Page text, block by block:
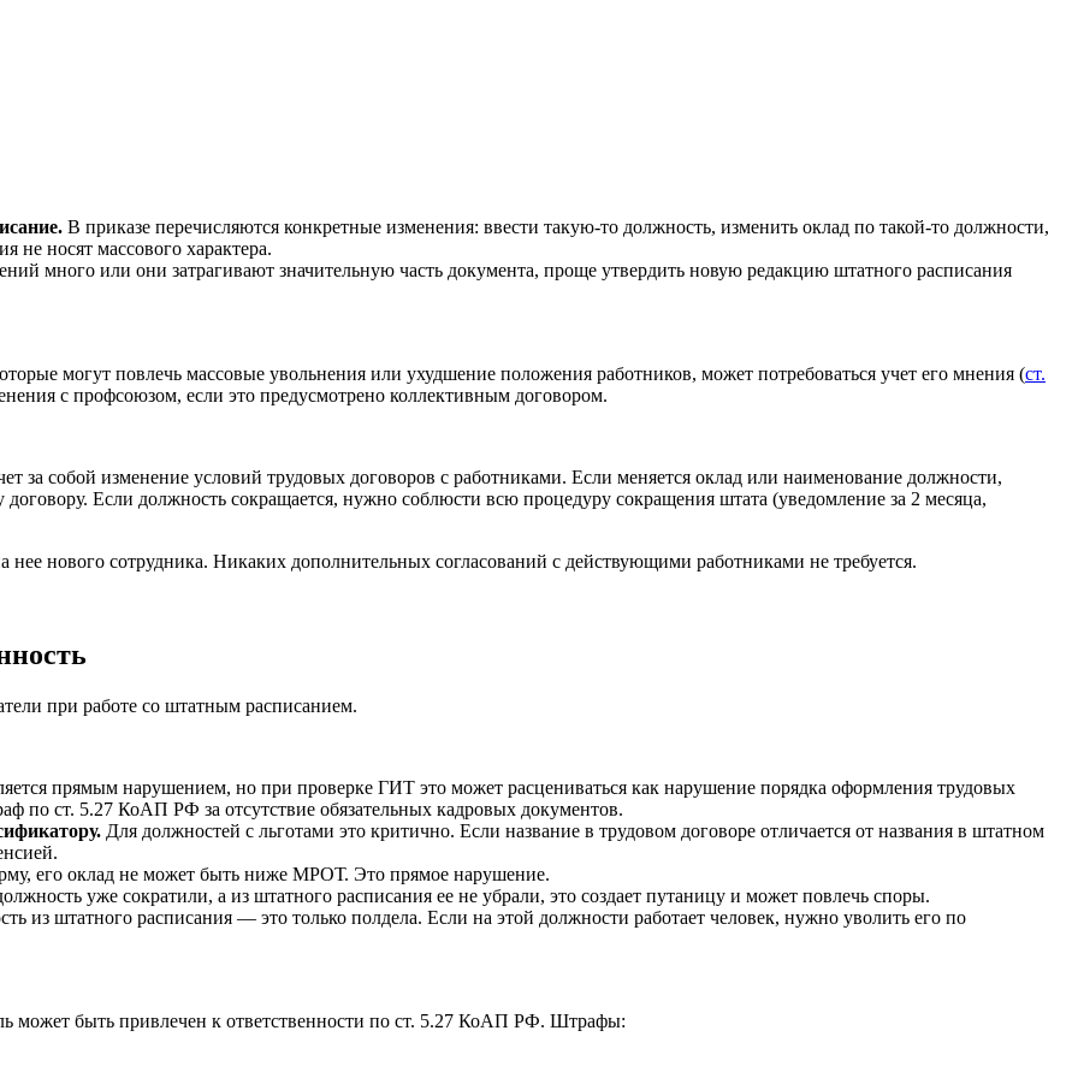
В приказе перечисляются конкретные изменения: ввести такую-то должность, изменить оклад по такой-то должности,
не носят массового характера.
много или они затрагивают значительную часть документа, проще утвердить новую редакцию штатного расписания
могут повлечь массовые увольнения или ухудшение положения работников, может потребоваться учет его мнения (ст.
с профсоюзом, если это предусмотрено коллективным договором.
за собой изменение условий трудовых договоров с работниками. Если меняется оклад или наименование должности,
Если должность сокращается, нужно соблюсти всю процедуру сокращения штата (уведомление за 2 месяца,
нового сотрудника. Никаких дополнительных согласований с действующими работниками не требуется.
при работе со штатным расписанием.
прямым нарушением, но при проверке ГИТ это может расцениваться как нарушение порядка оформления трудовых
по ст. 5.27 КоАП РФ за отсутствие обязательных кадровых документов.
Для должностей с льготами это критично. Если название в трудовом договоре отличается от названия в штатном
его оклад не может быть ниже МРОТ. Это прямое нарушение.
уже сократили, а из штатного расписания ее не убрали, это создает путаницу и может повлечь споры.
из штатного расписания — это только полдела. Если на этой должности работает человек, нужно уволить его по
может быть привлечен к ответственности по ст. 5.27 КоАП РФ. Штрафы: